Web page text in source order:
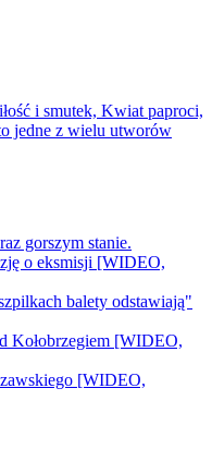
i smutek, Kwiat paproci,
jedne z wielu utworów
gorszym stanie.
o eksmisji [WIDEO,
balety odstawiają"
Kołobrzegiem [WIDEO,
[WIDEO,